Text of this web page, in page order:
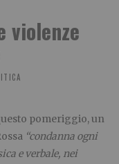
violenze
pomeriggio, un
“condanna ogni
e verbale, nei